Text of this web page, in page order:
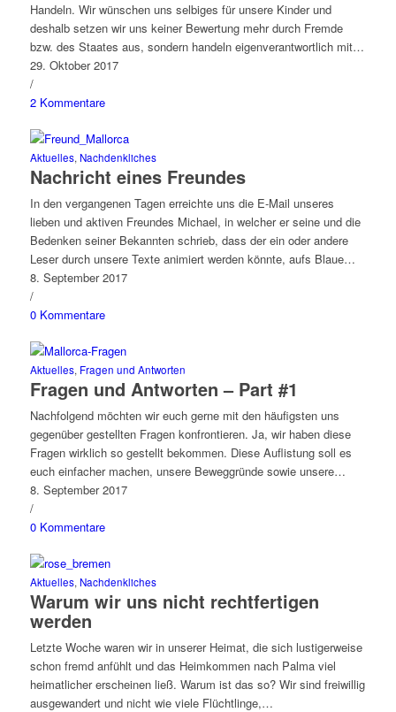
Handeln. Wir wünschen uns selbiges für unsere Kinder und
deshalb setzen wir uns keiner Bewertung mehr durch Fremde
bzw. des Staates aus, sondern handeln eigenverantwortlich mit…
29. Oktober 2017
/
2 Kommentare
Aktuelles, Nachdenkliches
Nachricht eines Freundes
In den vergangenen Tagen erreichte uns die E-Mail unseres
lieben und aktiven Freundes Michael, in welcher er seine und die
Bedenken seiner Bekannten schrieb, dass der ein oder andere
Leser durch unsere Texte animiert werden könnte, aufs Blaue…
8. September 2017
/
0 Kommentare
Aktuelles, Fragen und Antworten
Fragen und Antworten – Part #1
Nachfolgend möchten wir euch gerne mit den häufigsten uns
gegenüber gestellten Fragen konfrontieren. Ja, wir haben diese
Fragen wirklich so gestellt bekommen. Diese Auflistung soll es
euch einfacher machen, unsere Beweggründe sowie unsere…
8. September 2017
/
0 Kommentare
Aktuelles, Nachdenkliches
Warum wir uns nicht rechtfertigen
werden
Letzte Woche waren wir in unserer Heimat, die sich lustigerweise
schon fremd anfühlt und das Heimkommen nach Palma viel
heimatlicher erscheinen ließ. Warum ist das so? Wir sind freiwillig
ausgewandert und nicht wie viele Flüchtlinge,…